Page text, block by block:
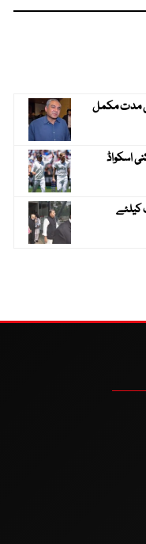
مدت مکمل
ٹیسٹ سیریز ، انگلینڈ کا 16 رکنی اسکواڈ
کیلئے